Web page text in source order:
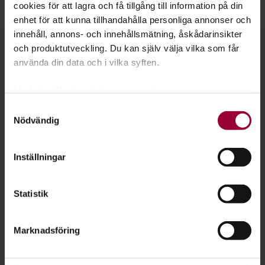
cookies för att lagra och få tillgång till information på din
enhet för att kunna tillhandahålla personliga annonser och
innehåll, annons- och innehållsmätning, åskådarinsikter
och produktutveckling. Du kan själv välja vilka som får
använda din data och i vilka syften.
som kan ha en noggrannhet på upp till flera meter
Du kan ändra eller dra tillbaka ditt samtycke när som
För att du ska få en så bra upplevelse som möjligt
Nödvändig
Inställningar
Statistik
Marknadsföring
Är du ny i Sverige? Läs omSvenska från dag ett.
Kontakt